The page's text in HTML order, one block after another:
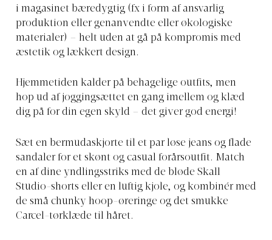
i magasinet bæredygtig (fx i form af ansvarlig
produktion eller genanvendte eller økologiske
materialer) – helt uden at gå på kompromis med
æstetik og lækkert design.
Hjemmetiden kalder på behagelige outfits, men
hop ud af joggingsættet en gang imellem og klæd
dig på for din egen skyld – det giver god energi!
Sæt en bermudaskjorte til et par løse jeans og flade
sandaler for et skønt og casual forårsoutfit. Match
en af dine yndlingsstriks med de bløde Skall
Studio-shorts eller en luftig kjole, og kombinér med
de små chunky hoop-øreringe og det smukke
Carcel-tørklæde til håret.